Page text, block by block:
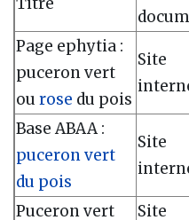
Page ephytia :
puceron vert
ou rose du pois
Site
Base ABAA :
puceron vert
du pois
Site
Puceron vert
Site